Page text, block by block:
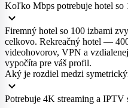
Koľko Mbps potrebuje hotel so
expand_more
Firemný hotel so 100 izbami
celkovo. Rekreačný hotel —
videohovorov, VPN a
vypočíta pre váš profil.
Aký je rozdiel medzi
expand_more
Potrebuje 4K streaming a